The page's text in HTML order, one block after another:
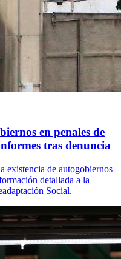
en penales de
tras denuncia
existencia de autogobiernos
detallada a la
Social.